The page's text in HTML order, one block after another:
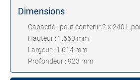
Dimensions
Capacité : peut contenir 2 x 240 L
Hauteur : 1.660 mm
Largeur : 1.614 mm
Profondeur : 923 mm